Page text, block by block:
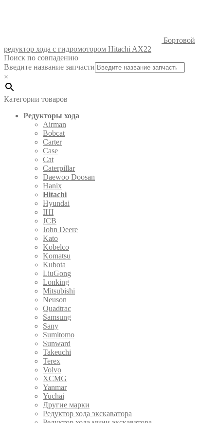
Бортовой
редуктор хода с гидромотором Hitachi AX22
Поиск по совпадению
Введите название запчасти
×
Категории товаров
Редукторы хода
Airman
Bobcat
Carter
Case
Cat
Caterpillar
Daewoo Doosan
Hanix
Hitachi
Hyundai
IHI
JCB
John Deere
Kato
Kobelco
Komatsu
Kubota
LiuGong
Lonking
Mitsubishi
Neuson
Quadtrac
Samsung
Sany
Sumitomo
Sunward
Takeuchi
Terex
Volvo
XCMG
Yanmar
Yuchai
Другие марки
Редуктор хода экскаватора